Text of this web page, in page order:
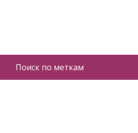
Поиск по меткам